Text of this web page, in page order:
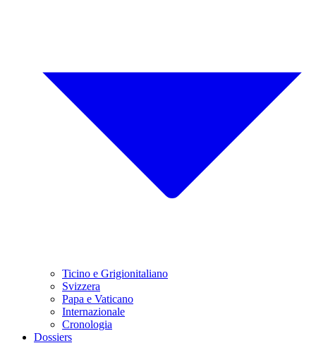
Ticino e Grigionitaliano
Svizzera
Papa e Vaticano
Internazionale
Cronologia
Dossiers